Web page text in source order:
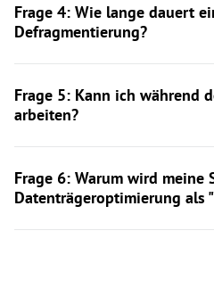
Frage 4: Wie lange dauert
Defragmentierung?
Frage 5: Kann ich während
arbeiten?
Frage 6: Warum wird meine
Datenträgeroptimierung als